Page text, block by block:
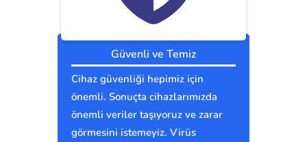
Güvenli ve Temiz
Cihaz güvenliği hepimiz için
önemli. Sonuçta cihazlarımızda
önemli veriler taşıyoruz ve zarar
görmesini istemeyiz. Virüs